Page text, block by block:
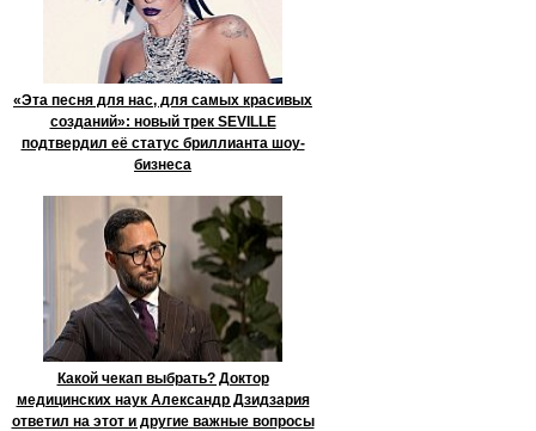
«Эта песня для нас, для самых красивых
созданий»: новый трек SEVILLE
подтвердил её статус бриллианта шоу-
бизнеса
Какой чекап выбрать? Доктор
медицинских наук Александр Дзидзария
ответил на этот и другие важные вопросы